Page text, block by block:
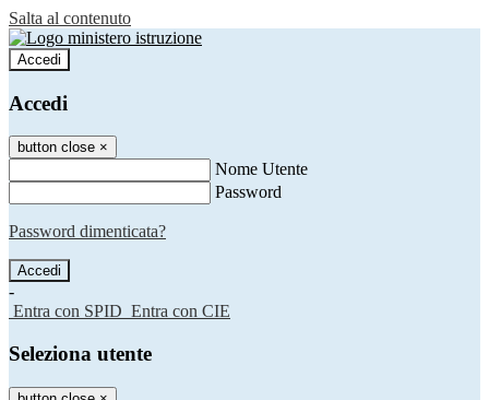
Salta al contenuto
Accedi
Accedi
button close ×
Nome Utente
Password
Password dimenticata?
-
Entra con SPID Entra con CIE
Seleziona utente